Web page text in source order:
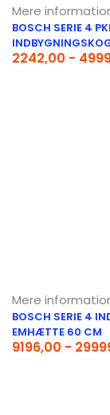
Mere
BOSCH SERIE 4
2242,00 -
Mere
BOSCH SERIE 4
EMHÆTTE 60 CM
9196,00 -